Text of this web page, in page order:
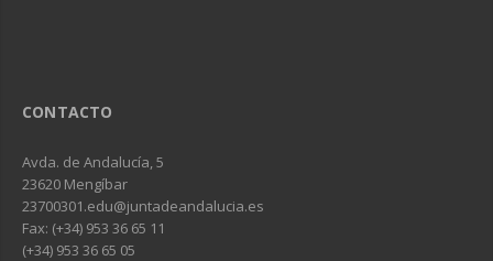
CONTACTO
Avda. de Andalucía, 5
23620 Mengíbar
23700301.edu@juntadeandalucia.es
Fax: (+34) 953 36 65 11
(+34) 953 36 65 05